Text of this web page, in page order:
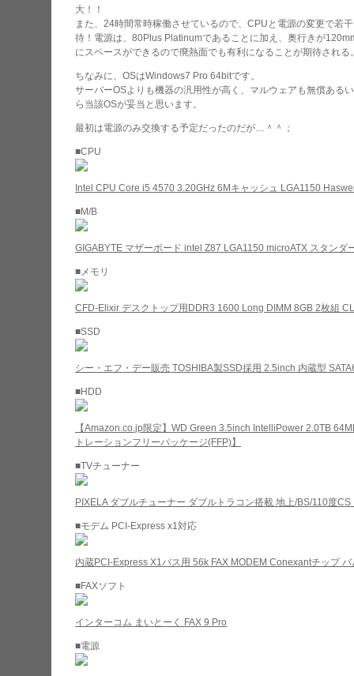
大！！
また、24時間常時稼働させているので、CPUと電源の変更で若
待！電源は、80Plus Platinumであることに加え、奥行きが
にスペースができるので廃熱面でも有利になることが期待される
ちなみに、OSはWindows7 Pro 64bitです。
サーバーOSよりも機器の汎用性が高く、マルウェアも無償ある
ら当該OSが妥当と思います。
最初は電源のみ交換する予定だったのだが…＾＾；
■CPU
Intel CPU Core i5 4570 3.20GHz 6Mキャッシュ LGA1150
■M/B
GIGABYTE マザーボード intel Z87 LGA1150 microATX スタンダ
■メモリ
CFD-Elixir デスクトップ用DDR3 1600 Long DIMM 8GB 2枚組
■SSD
シー・エフ・デー販売 TOSHIBA製SSD採用 2.5inch 内蔵型
■HDD
【Amazon.co.jp限定】WD Green 3.5inch IntelliPower 2.0TB
トレーションフリーパッケージ(FFP)】
■TVチューナー
PIXELA ダブルチューナー ダブルトラコン搭載 地上/BS/110度
■モデム PCI-Express x1対応
内蔵PCI-Express X1バス用 56k FAX MODEM Conexantチップ
■FAXソフト
インターコム まいとーく FAX 9 Pro
■電源